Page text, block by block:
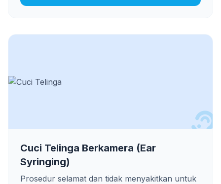
Cuci Telinga Berkamera (Ear
Syringing)
Prosedur selamat dan tidak menyakitkan untuk